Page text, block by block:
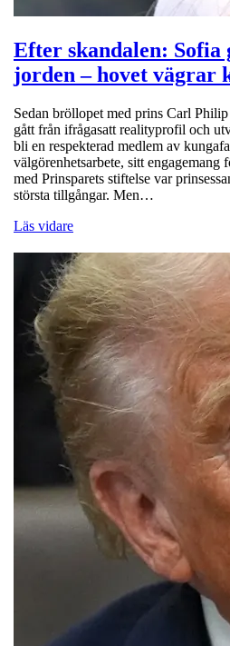
Efter skandalen: Sofia
jorden – hovet vägrar
Sedan bröllopet med prins Carl
gått från ifrågasatt realityprofil och
bli en respekterad medlem av
välgörenhetsarbete, sitt engagemang
med Prinsparets stiftelse var
största tillgångar. Men…
Läs vidare